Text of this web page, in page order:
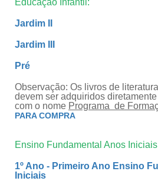
Educação Infantil:
Jardim II
Jardim III
Pré
Observação: Os livros de
devem ser adquiridos
com o nome Programa de
PARA COMPRA
Ensino Fundamental Anos
1º Ano - Primeiro Ano Ensino
Iniciais